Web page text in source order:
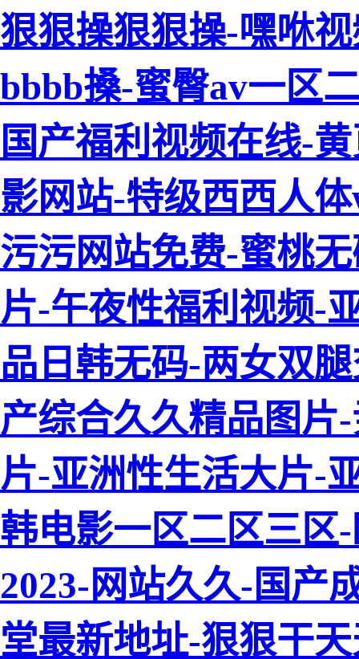
狠狠操狠狠操-嘿咻
bbbb搡-蜜臀av一区
国产福利视频在线-
影网站-特级西西人
污污网站免费-蜜桃
片-午夜性福利视频-
品日韩无码-两女双
产综合久久精品图片
片-亚洲性生活大片-
韩电影一区二区三区
2023-网站久久-国产
堂最新地址-狠狠干